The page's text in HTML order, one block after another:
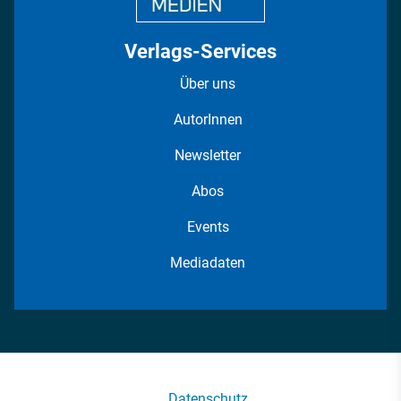
Verlags-Services
Über uns
AutorInnen
Newsletter
Abos
Events
Mediadaten